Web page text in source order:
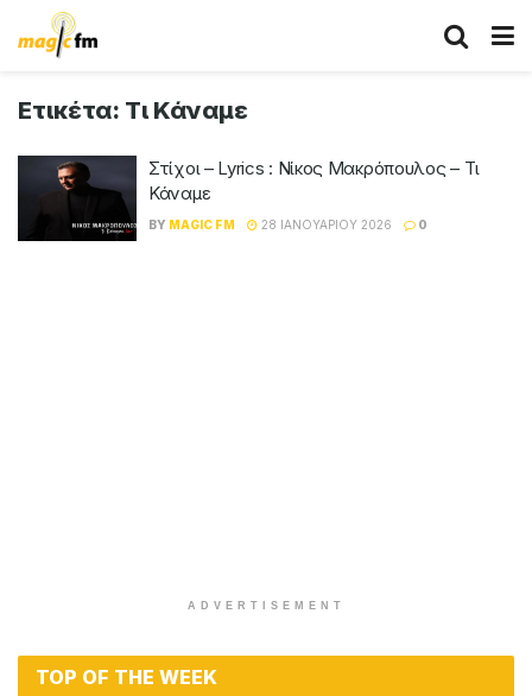
Ετικέτα: Τι Κάναμε
Στίχοι – Lyrics : Νίκος Μακρόπουλος – Τι
Κάναμε
BY MAGIC FM 28 ΙΑΝΟΥΑΡΊΟΥ 2026 0
ADVERTISEMENT
TOP OF THE WEEK